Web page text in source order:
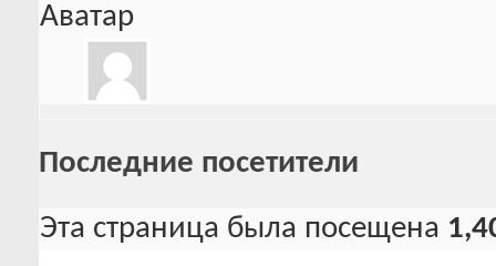
Аватар
Последние посетители
Эта страница была посещена